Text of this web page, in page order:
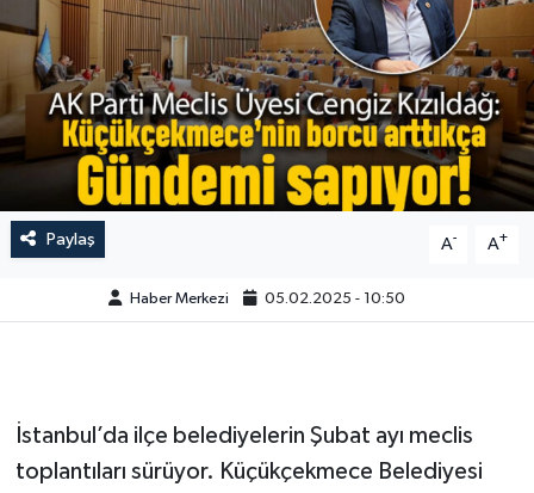
Paylaş A- A+
Haber Merkezi 05.02.2025 - 10:50
İstanbul’da ilçe belediyelerin Şubat ayı meclis
toplantıları sürüyor. Küçükçekmece Belediyesi